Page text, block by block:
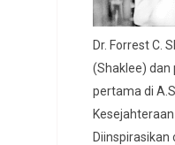
Dr. Forrest C.
(Shaklee)
pertama di
Diinspirasikan